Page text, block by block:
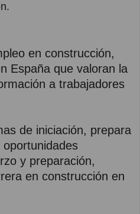
en construcción,
España que valoran la
a trabajadores
de iniciación, prepara
y preparación,
en construcción en